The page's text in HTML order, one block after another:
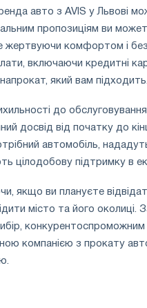
авто з AVIS у Львові
пропозиціям ви
комфортом і
включаючи кредитні
який вам підходить.
до
досвід від початку до
автомобіль,
цілодобову підтримку в
якщо ви плануєте
місто та його
конкурентоспроможним
компанією з прокату